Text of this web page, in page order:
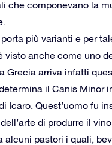
che componevano la
più varianti e per
visto anche come uno
Grecia arriva infatti
il Canis Minor
Icaro. Quest’uomo fu
di produrre il
alcuni pastori i quali,